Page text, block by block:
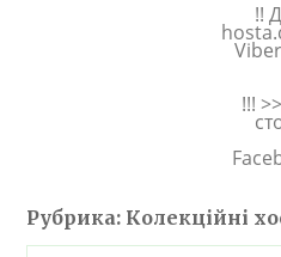
!!
!!!
Рубрика: Колекційні